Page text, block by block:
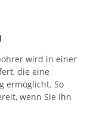
wird in einer
die eine
ermöglicht. So
wenn Sie ihn